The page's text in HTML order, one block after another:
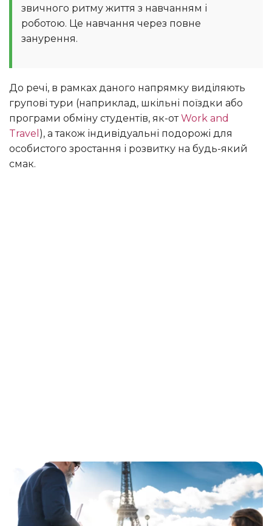
звичного ритму життя з навчанням і
роботою. Це навчання через повне
занурення.
До речі, в рамках даного напрямку виділяють
групові тури (наприклад, шкільні поїздки або
програми обміну студентів, як-отWork and
Travel ), а також індивідуальні подорожі для
особистого зростання і розвитку на будь-який
смак.